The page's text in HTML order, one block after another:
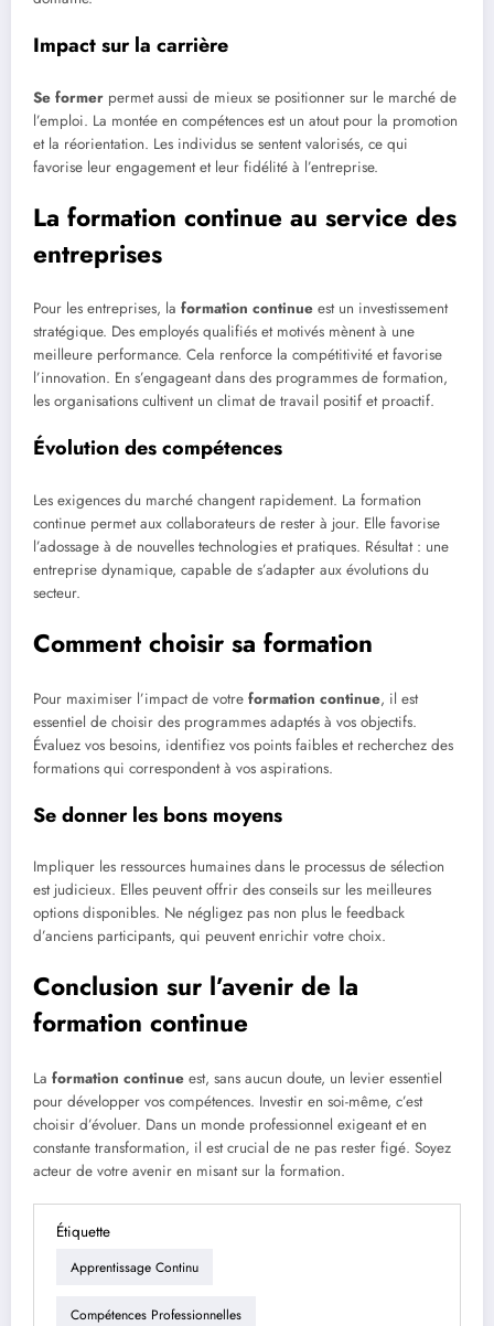
Impact sur la carrière
Se former permet aussi de mieux se positionner sur le marché de
l’emploi. La montée en compétences est un atout pour la promotion
et la réorientation. Les individus se sentent valorisés, ce qui
favorise leur engagement et leur fidélité à l’entreprise.
La formation continue au service des
entreprises
Pour les entreprises, la formation continue est un investissement
stratégique. Des employés qualifiés et motivés mènent à une
meilleure performance. Cela renforce la compétitivité et favorise
l’innovation. En s’engageant dans des programmes de formation,
les organisations cultivent un climat de travail positif et proactif.
Évolution des compétences
Les exigences du marché changent rapidement. La formation
continue permet aux collaborateurs de rester à jour. Elle favorise
l’adossage à de nouvelles technologies et pratiques. Résultat : une
entreprise dynamique, capable de s’adapter aux évolutions du
secteur.
Comment choisir sa formation
Pour maximiser l’impact de votre formation continue, il est
essentiel de choisir des programmes adaptés à vos objectifs.
Évaluez vos besoins, identifiez vos points faibles et recherchez des
formations qui correspondent à vos aspirations.
Se donner les bons moyens
Impliquer les ressources humaines dans le processus de sélection
est judicieux. Elles peuvent offrir des conseils sur les meilleures
options disponibles. Ne négligez pas non plus le feedback
d’anciens participants, qui peuvent enrichir votre choix.
Conclusion sur l’avenir de la
formation continue
La formation continue est, sans aucun doute, un levier essentiel
pour développer vos compétences. Investir en soi-même, c’est
choisir d’évoluer. Dans un monde professionnel exigeant et en
constante transformation, il est crucial de ne pas rester figé. Soyez
acteur de votre avenir en misant sur la formation.
Étiquette
Apprentissage Continu
Compétences Professionnelles